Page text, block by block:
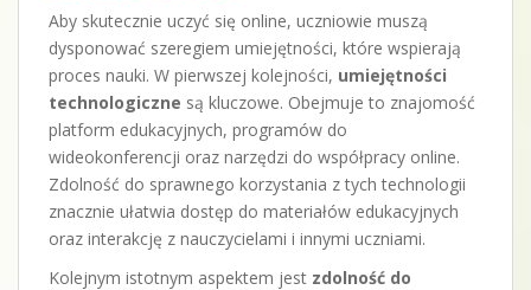
Aby skutecznie uczyć się online, uczniowie muszą
dysponować szeregiem umiejętności, które wspierają
proces nauki. W pierwszej kolejności, umiejętności
technologiczne są kluczowe. Obejmuje to znajomość
platform edukacyjnych, programów do
wideokonferencji oraz narzędzi do współpracy online.
Zdolność do sprawnego korzystania z tych technologii
znacznie ułatwia dostęp do materiałów edukacyjnych
oraz interakcję z nauczycielami i innymi uczniami.
Kolejnym istotnym aspektem jest zdolność do